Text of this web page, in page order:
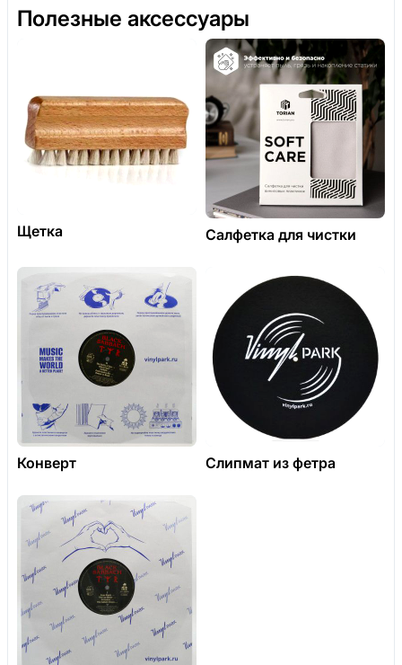
Полезные аксессуары
Щетка Салфетка для чистки
Конверт Слипмат из фетра